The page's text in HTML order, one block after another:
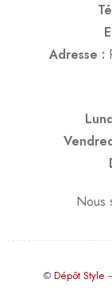
Adresse :
Nous
© Dépôt Style–